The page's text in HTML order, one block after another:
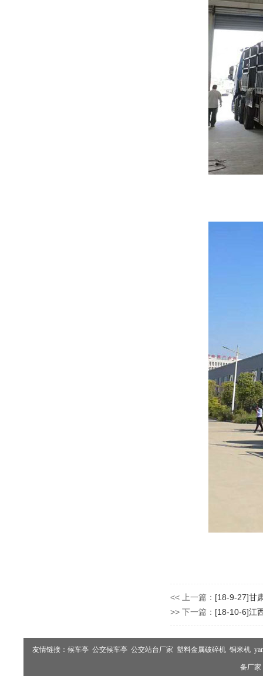
<< 上一篇： [18-9-27]甘
>> 下一篇： [18-10-6]江
友情链接： 候车亭 公交候车亭 公交站台厂家 塑料金属破碎机 铜米机
备厂家